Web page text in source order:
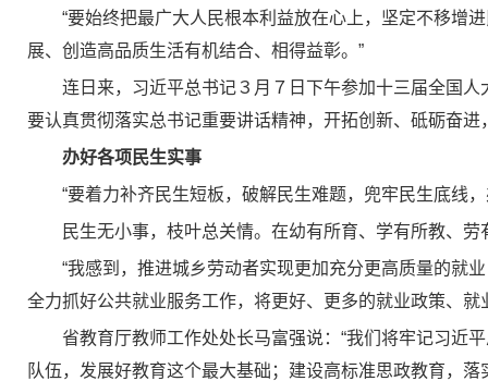
“要始终把最广大人民根本利益放在心上，坚定不移增
展、创造高品质生活有机结合、相得益彰。”
连日来，习近平总书记３月７日下午参加十三届全国
要认真贯彻落实总书记重要讲话精神，开拓创新、砥砺奋
办好各项民生实事
“要着力补齐民生短板，破解民生难题，兜牢民生底线
民生无小事，枝叶总关情。在幼有所育、学有所教、
“我感到，推进城乡劳动者实现更加充分更高质量的就
全力抓好公共就业服务工作，将更好、更多的就业政策、
省教育厅教师工作处处长马富强说：“我们将牢记习近
队伍，发展好教育这个最大基础；建设高标准思政教育，